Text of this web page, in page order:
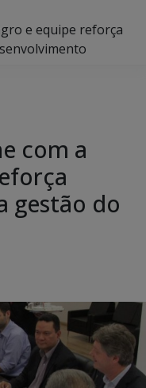
e equipe reforça
com a
gestão do